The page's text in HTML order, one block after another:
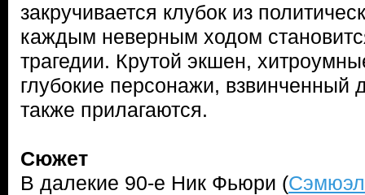
закручивается клубок из
каждым неверным ходом
трагедии. Крутой экшен,
глубокие персонажи, взвинченный
также прилагаются.
Сюжет
В далекие 90-е Ник Фьюри (